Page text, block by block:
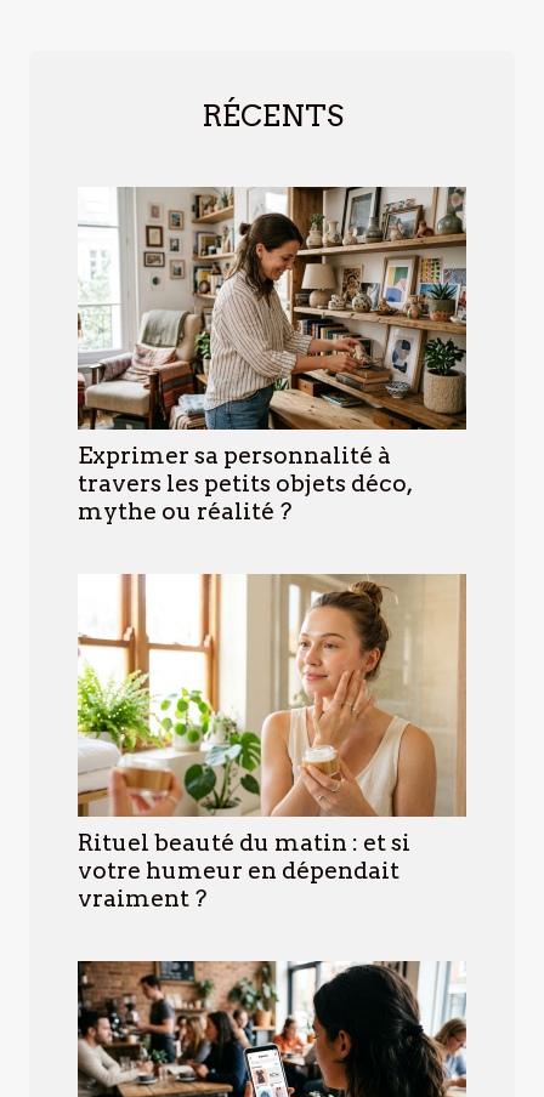
RÉCENTS
Exprimer sa personnalité à
travers les petits objets déco,
mythe ou réalité ?
Rituel beauté du matin : et si
votre humeur en dépendait
vraiment ?